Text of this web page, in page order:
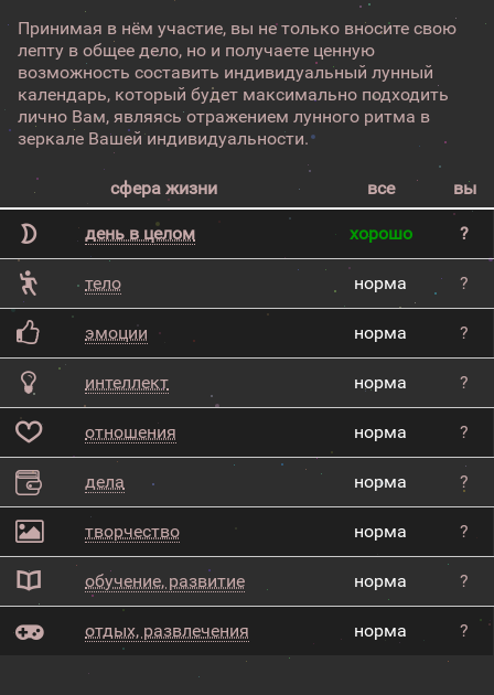
Принимая в нём участие, вы не только вносите свою
лепту в общее дело, но и получаете ценную
возможность составить индивидуальный лунный
календарь, который будет максимально подходить
лично Вам, являясь отражением лунного ритма в
зеркале Вашей индивидуальности.
сфера жизни все вы
день в целом хорошо ?
тело норма ?
эмоции норма ?
интеллект норма ?
отношения норма ?
дела норма ?
творчество норма ?
обучение, развитие норма ?
отдых, развлечения норма ?